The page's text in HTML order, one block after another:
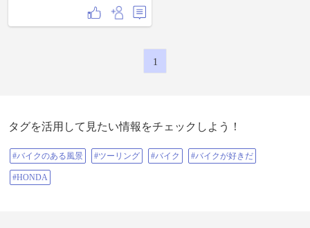
1
タグを活用して見たい情報をチェックしよう！
#バイクのある風景 #ツーリング #バイク #バイクが好きだ
#HONDA